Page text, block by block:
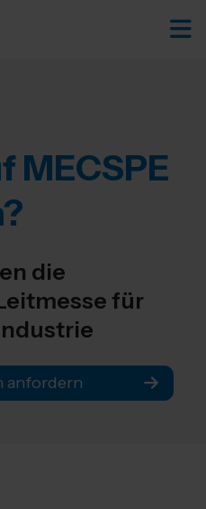
MECSPE
die
für
anfordern